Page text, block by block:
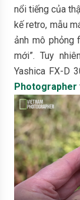
nổi tiếng của
kế retro, mẫu
ảnh mô phỏng
mới”. Tuy
Yashica FX-D
Photographer